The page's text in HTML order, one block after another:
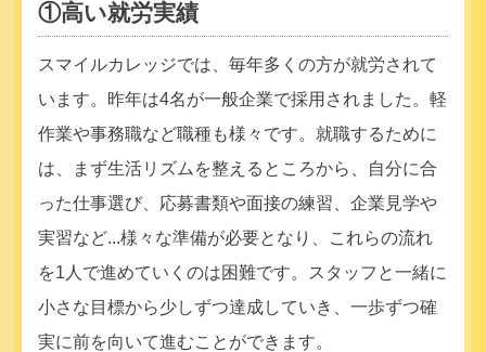
①高い就労実績
スマイルカレッジでは、毎年多くの方が就労されて
います。昨年は4名が一般企業で採用されました。軽
作業や事務職など職種も様々です。就職するために
は、まず生活リズムを整えるところから、自分に合
った仕事選び、応募書類や面接の練習、企業見学や
実習など...様々な準備が必要となり、これらの流れ
を1人で進めていくのは困難です。スタッフと一緒に
小さな目標から少しずつ達成していき、一歩ずつ確
実に前を向いて進むことができます。